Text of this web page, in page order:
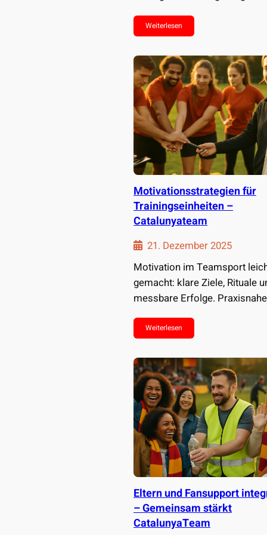
Weiterlesen
Motivationsstrategien für
Trainingseinheiten –
Catalunyateam
21. Dezember 2025
Motivation im Teamsport
gemacht: klare Ziele, Rituale
messbare Erfolge. Praxisnahe
Weiterlesen
Eltern und Fansupport
– Gemeinsam stärkt
CatalunyaTeam